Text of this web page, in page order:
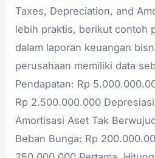
Taxes, Depreciation, and
lebih praktis, berikut contoh
dalam laporan keuangan
perusahaan memiliki data
Pendapatan: Rp
Rp 2.500.000.000
Amortisasi Aset Tak
Beban Bunga: Rp